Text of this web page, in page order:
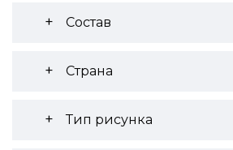
Состав
Страна
Тип рисунка